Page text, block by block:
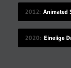
2012 Animated
2020